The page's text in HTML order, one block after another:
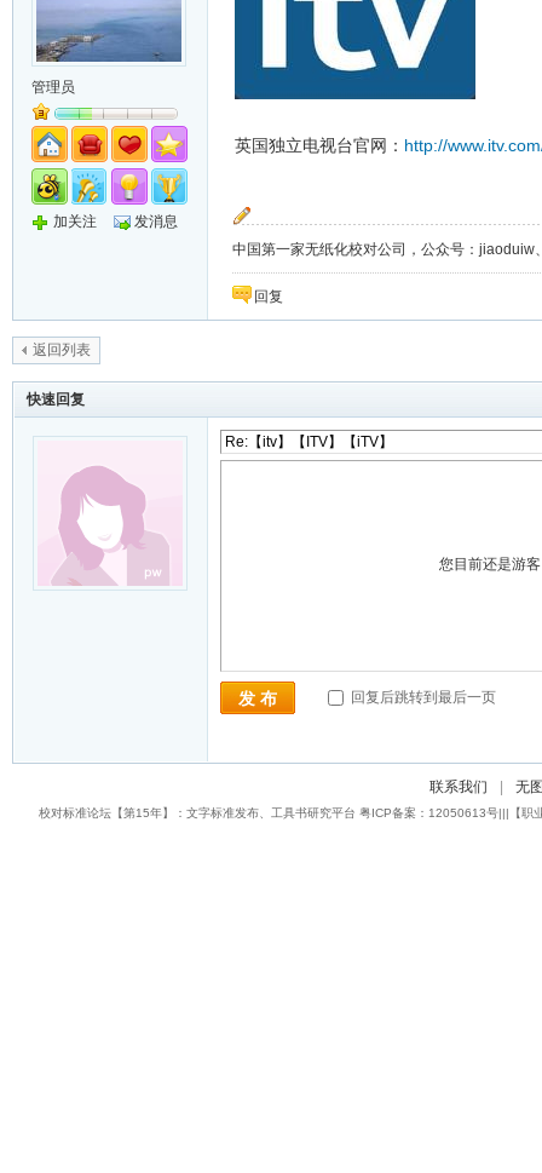
管理员
加关注 发消息
英国独立电视台官网： http://
中国第一家无纸化校对公司，公众号：
回复
返回列表
快速回复
您目前还是游
发 布 回复后跳转到最后一页
联系我们 无
校对标准论坛【第15年】：文字标准发布、工具书研究平台 粤ICP备案：12050613号|||【